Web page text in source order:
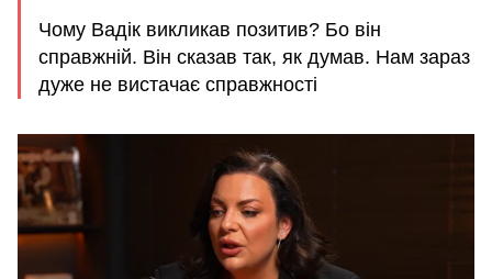
Чому Вадік викликав позитив? Бо він
справжній. Він сказав так, як думав. Нам зараз
дуже не вистачає справжності